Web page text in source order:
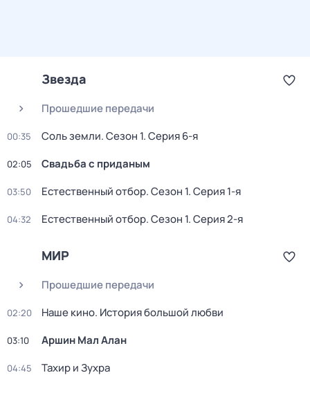
Звезда
Прошедшие передачи
00:35 Соль земли. Сезон 1. Серия 6-я
02:05 Свадьба с приданым
03:50 Естественный отбор. Сезон 1. Серия 1-я
04:32 Естественный отбор. Сезон 1. Серия 2-я
МИР
Прошедшие передачи
02:20 Нaше кинo. История большой любви
03:10 Аршин Мал Алан
04:45 Тахир и Зухра